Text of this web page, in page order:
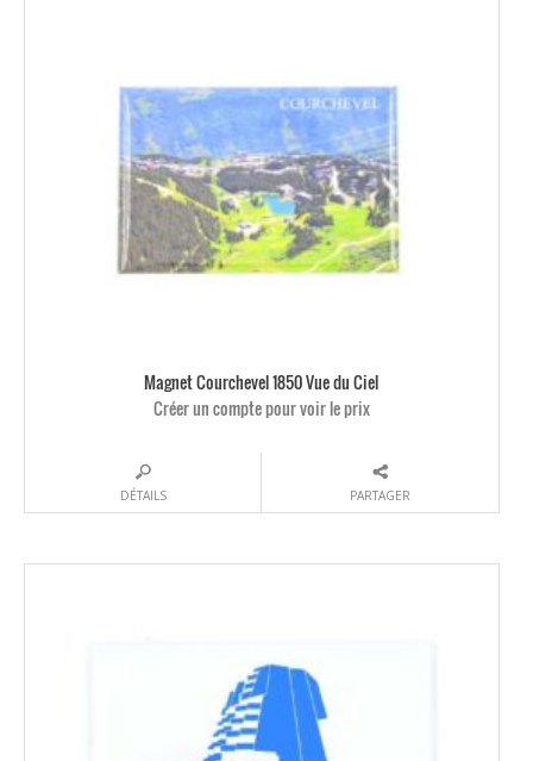
Magnet Courchevel 1850 Vue du Ciel
Créer un compte pour voir le prix
DÉTAILS PARTAGER